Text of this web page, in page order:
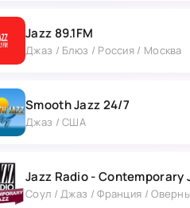
Jazz 89.1FM
Джаз / Блюз / Россия / Москва
Smooth Jazz 24/7
Джаз / США
Jazz Radio - Contemporary
Соул / Джаз / Франция /